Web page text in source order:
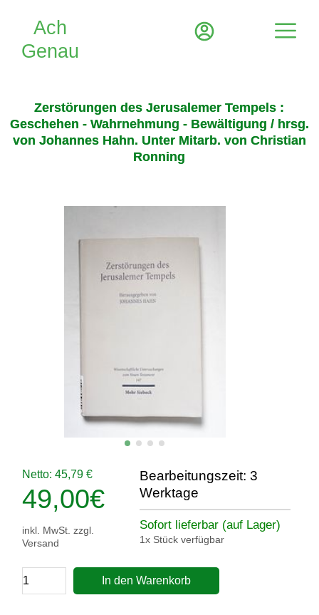
Zerstörungen des Jerusalemer Tempels :
Geschehen - Wahrnehmung - Bewältigung / hrsg.
von Johannes Hahn. Unter Mitarb. von Christian
Ronning
Netto: 45,79 €
49,00€
inkl. MwSt. zzgl.
Versand
In den Warenkorb
Bearbeitungszeit: 3
Werktage
Sofort lieferbar (auf Lager)
1x Stück verfügbar